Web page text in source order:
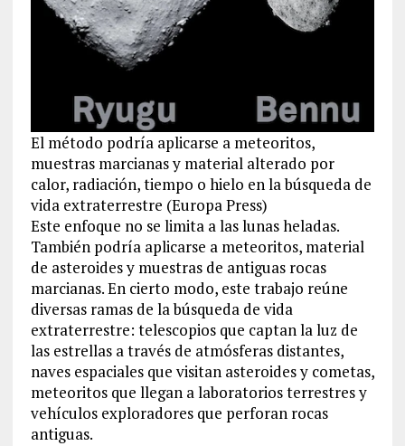
El método podría aplicarse a meteoritos,
muestras marcianas y material alterado por
calor, radiación, tiempo o hielo en la búsqueda de
vida extraterrestre (Europa Press)
Este enfoque no se limita a las lunas heladas.
También podría aplicarse a meteoritos, material
de asteroides y muestras de antiguas rocas
marcianas. En cierto modo, este trabajo reúne
diversas ramas de la búsqueda de vida
extraterrestre: telescopios que captan la luz de
las estrellas a través de atmósferas distantes,
naves espaciales que visitan asteroides y cometas,
meteoritos que llegan a laboratorios terrestres y
vehículos exploradores que perforan rocas
antiguas.